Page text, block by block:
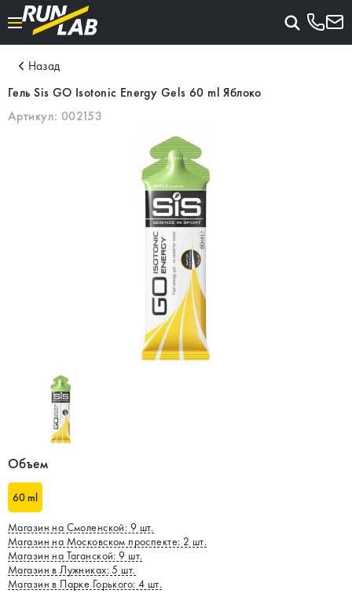
Назад
Гель Sis GO Isotonic Energy Gels 60 ml Яблоко
Артикул: 002153
Объем
60 ml
Магазин на Смоленской: 9 шт.
Магазин на Московском проспекте: 2 шт.
Магазин на Таганской:9 шт.
Магазин в Лужниках:5 шт.
Магазин в Парке Горького: 4 шт.